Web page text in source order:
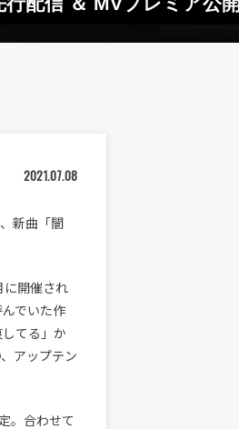
2021.07.08
新曲「闇
に開催され
でいた作
てる」か
アップテン
。合わせて